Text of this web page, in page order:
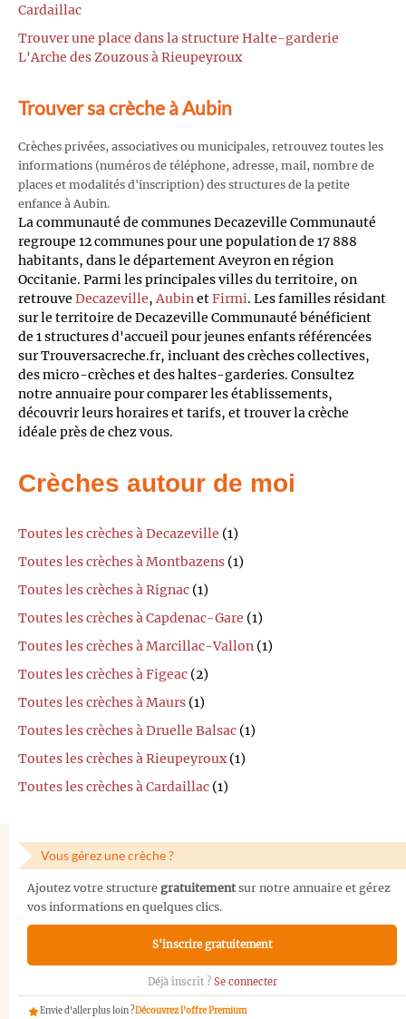
Cardaillac
Trouver une place dans la structure Halte-garderie
L'Arche des Zouzous à Rieupeyroux
Trouver sa crèche à Aubin
Crèches privées, associatives ou municipales, retrouvez toutes les
informations (numéros de téléphone, adresse, mail, nombre de
places et modalités d'inscription) des structures de la petite
enfance à Aubin.
La communauté de communes Decazeville Communauté
regroupe 12 communes pour une population de 17 888
habitants, dans le département Aveyron en région
Occitanie. Parmi les principales villes du territoire, on
retrouve Decazeville,AubinetFirmi. Les familles résidant
sur le territoire de Decazeville Communauté bénéficient
de 1 structures d'accueil pour jeunes enfants référencées
sur Trouversacreche.fr, incluant des crèches collectives,
des micro-crèches et des haltes-garderies. Consultez
notre annuaire pour comparer les établissements,
découvrir leurs horaires et tarifs, et trouver la crèche
idéale près de chez vous.
Crèches autour de moi
Toutes les crèches à Decazeville (1)
Toutes les crèches à Montbazens (1)
Toutes les crèches à Rignac (1)
Toutes les crèches à Capdenac-Gare (1)
Toutes les crèches à Marcillac-Vallon (1)
Toutes les crèches à Figeac (2)
Toutes les crèches à Maurs (1)
Toutes les crèches à Druelle Balsac (1)
Toutes les crèches à Rieupeyroux(1)
Toutes les crèches à Cardaillac (1)
Vous gérez une crèche ?
Ajoutez votre structure gratuitementsur notre annuaire et gérez
vos informations en quelques clics.
S'inscrire gratuitement
Déjà inscrit ? Se connecter
Envie d'aller plus loin ?Découvrez l'offre Premium